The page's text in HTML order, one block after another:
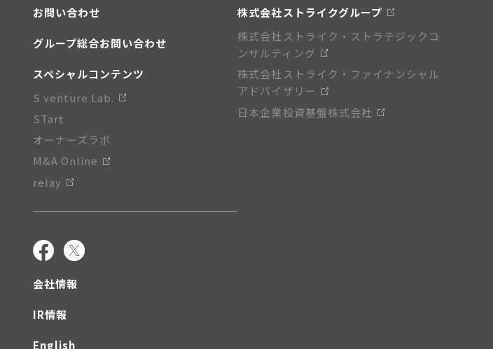
お問い合わせ
グループ総合お問い合わせ
スペシャルコンテンツ
S venture Lab.
STart
オーナーズラボ
M&A Online
relay
会社情報
IR情報
English
株式会社ストライクグループ
株式会社ストライク・ストラテジックコ
ンサルティング
株式会社ストライク・ファイナンシャル
アドバイザリー
日本企業投資基盤株式会社